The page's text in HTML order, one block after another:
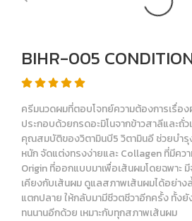
BIHR-005
ครีมนวดผมที่ตอบโจทย์ความต้องการเรื่อ
ประกอบด้วยกรดอะมิโนจากข้าวสาลีและถั่
คุณสมบัติของวิตามินบี5 วิตามินอี ช่วยบำรุ
หนัก จัดแต่งทรงง่ายและ Collagen ที่มีคว
Origin ที่ออกแบบมาเพื่อเส้นผมโดยฉพาะ
เคียงกับเส้นผม ดูแลสภาพเส้นผมได้อย่า
แตกปลาย ให้กลับมามีชีวตชีวาอีกครั้ง ทั้ง
ทนนานอีกด้วย เหมาะกับทุกสภาพเส้นผม